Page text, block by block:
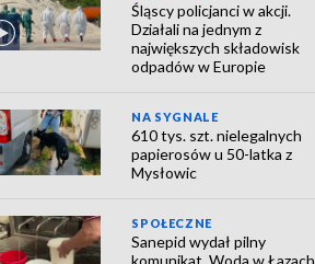
Śląscy policjanci w akcji.
Działali na jednym z
największych składowisk
odpadów w Europie
NA SYGNALE
610 tys. szt. nielegalnych
papierosów u 50-latka z
Mysłowic
SPOŁECZNE
Sanepid wydał pilny
komunikat. Woda w Łazach